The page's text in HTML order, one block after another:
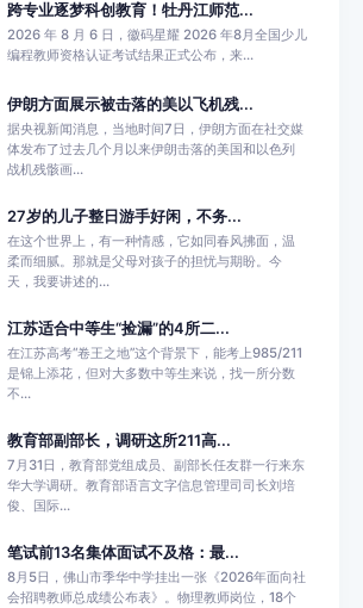
跨专业逐梦科创教育！牡丹江师范...
2026 年 8 月 6 日，徽码星耀 2026 年8月全国少儿
编程教师资格认证考试结果正式公布，来...
伊朗方面展示被击落的美以飞机残...
据央视新闻消息，当地时间7日，伊朗方面在社交媒
体发布了过去几个月以来伊朗击落的美国和以色列
战机残骸画...
27岁的儿子整日游手好闲，不务...
在这个世界上，有一种情感，它如同春风拂面，温
柔而细腻。那就是父母对孩子的担忧与期盼。今
天，我要讲述的...
江苏适合中等生“捡漏”的4所二...
在江苏高考“卷王之地”这个背景下，能考上985/211
是锦上添花，但对大多数中等生来说，找一所分数
不...
教育部副部长，调研这所211高...
7月31日，教育部党组成员、副部长任友群一行来东
华大学调研。教育部语言文字信息管理司司长刘培
俊、国际...
笔试前13名集体面试不及格：最...
8月5日，佛山市季华中学挂出一张《2026年面向社
会招聘教师总成绩公布表》。物理教师岗位，18个